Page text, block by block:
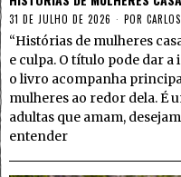
31 DE JULHO DE 2026 POR
“Histórias de mulheres
e culpa. O título pode dar a
o livro acompanha
mulheres ao redor dela. É
adultas que amam,
entender